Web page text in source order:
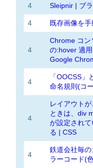
4 Sleipnir | ブ
4 既存画像を手
4
Chrome コン
の:hover 適
Google
4
「OOCSS
命名規則(コ
4
レイアウト
ときは、div
が設定され
る | CSS
4
鉄道会社毎
ラーコード(